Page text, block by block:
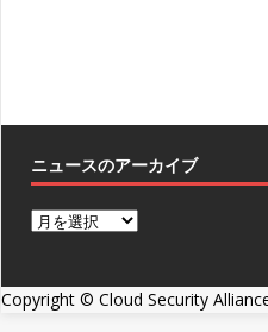
ニュースのアーカイブ
Copyright © Cloud Security